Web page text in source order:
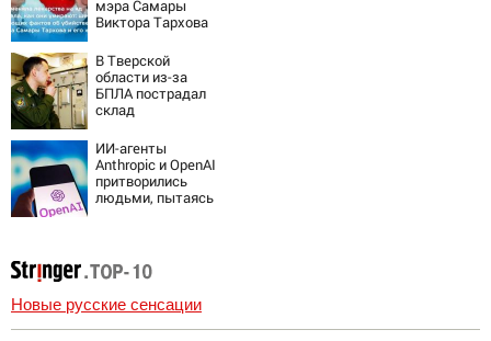
мэра Самары
Виктора Тархова
шокирующих
фактов, новые
подробности
В Тверской
области из-за
БПЛА пострадал
склад
постройки в СНТ
– Новости Твери
и городов
Тверской области
сегодня -
ИИ-агенты
Anthropic и OpenAI
притворились
людьми, пытаясь
Новые русские сенсации